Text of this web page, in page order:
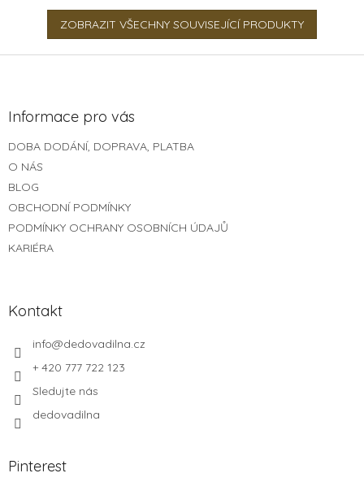
vidět. Jsou...
ZOBRAZIT VŠECHNY SOUVISEJÍCÍ PRODUKTY
Z
Informace pro vás
DOBA DODÁNÍ, DOPRAVA, PLATBA
O NÁS
BLOG
OBCHODNÍ PODMÍNKY
PODMÍNKY OCHRANY OSOBNÍCH ÚDAJŮ
KARIÉRA
Kontakt
info@dedovadilna.cz
+ 420 777 722 123
Sledujte nás
dedovadilna
Pinterest